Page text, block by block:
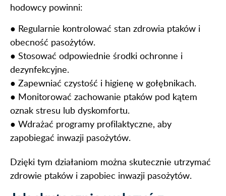
hodowcy powinni:
● Regularnie kontrolować stan zdrowia ptaków i
obecność pasożytów.
● Stosować odpowiednie środki ochronne i
dezynfekcyjne.
● Zapewniać czystość i higienę w gołębnikach.
● Monitorować zachowanie ptaków pod kątem
oznak stresu lub dyskomfortu.
● Wdrażać programy profilaktyczne, aby
zapobiegać inwazji pasożytów.
Dzięki tym działaniom można skutecznie utrzymać
zdrowie ptaków i zapobiec inwazji pasożytów.